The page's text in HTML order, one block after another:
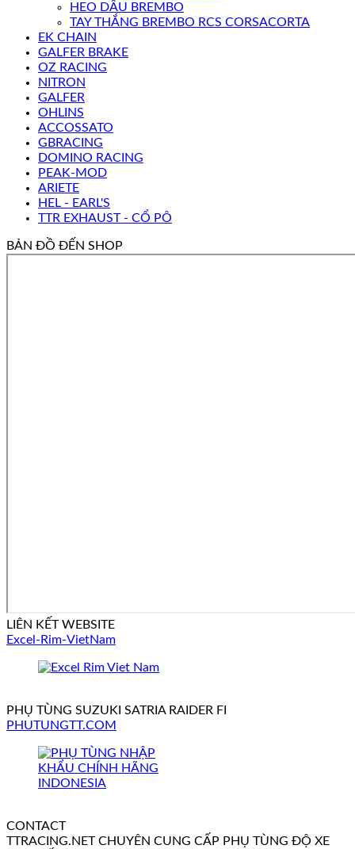
HEO DẦU BREMBO
TAY THẮNG BREMBO RCS CORSACORTA
EK CHAIN
GALFER BRAKE
OZ RACING
NITRON
GALFER
OHLINS
ACCOSSATO
GBRACING
DOMINO RACING
PEAK-MOD
ARIETE
HEL - EARL'S
TTR EXHAUST - CỔ PÔ
BẢN ĐỒ ĐẾN SHOP
LIÊN KẾT WEBSITE
Excel-Rim-VietNam
PHỤ TÙNG SUZUKI SATRIA RAIDER FI
PHUTUNGTT.COM
CONTACT
TTRACING.NET CHUYÊN CUNG CẤP PHỤ TÙNG ĐỘ XE